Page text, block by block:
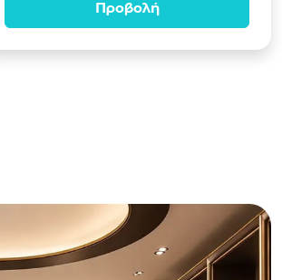
Προβολή